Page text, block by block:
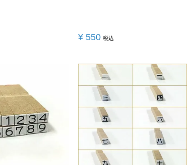
¥ 550 税込